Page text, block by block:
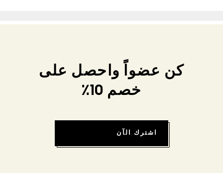
كن عضواً واحصل على
خصم 10٪
اشترك الآن